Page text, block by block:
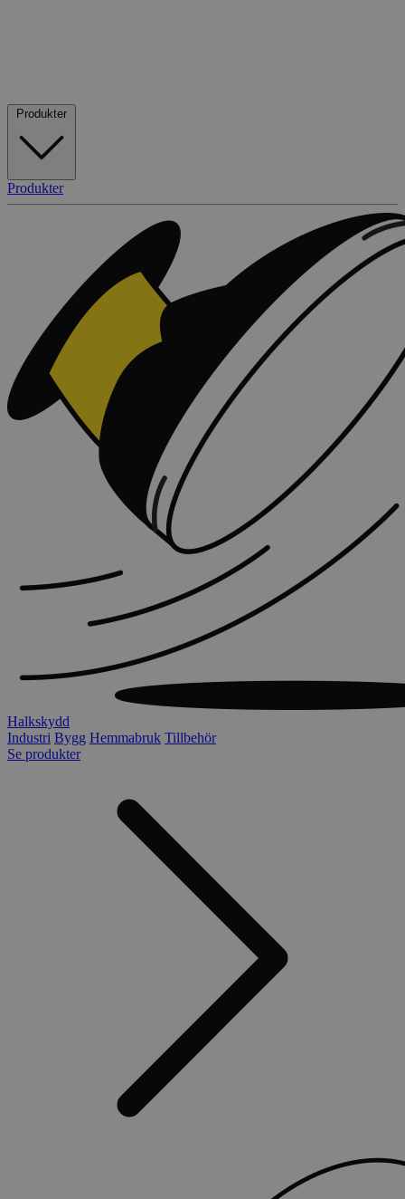
Produkter
Produkter
Halkskydd
Industri Bygg Hemmabruk Tillbehör
Se produkter